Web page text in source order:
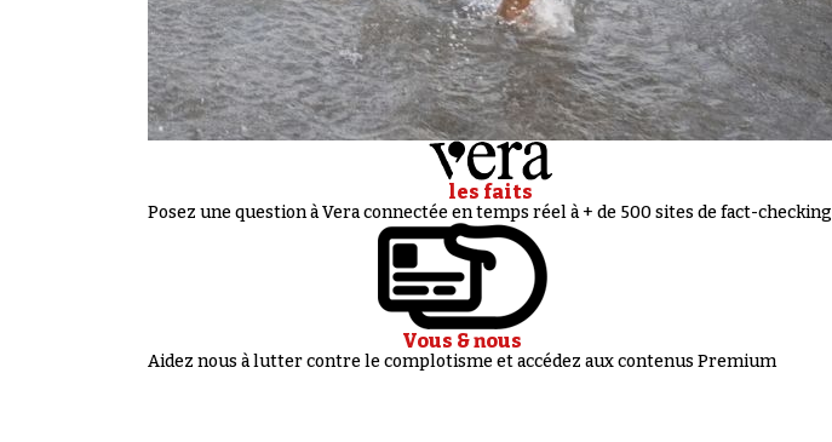
les faits
Posez une question à Vera connectée en temps réel à + de 500 sites de fact-checking
Vous & nous
Aidez nous à lutter contre le complotisme et accédez aux contenus Premium